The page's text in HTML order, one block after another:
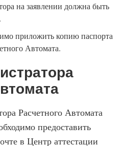
на заявлении должна быть
приложить копию паспорта
Автомата.
Расчетного Автомата
предоставить
в Центр аттестации